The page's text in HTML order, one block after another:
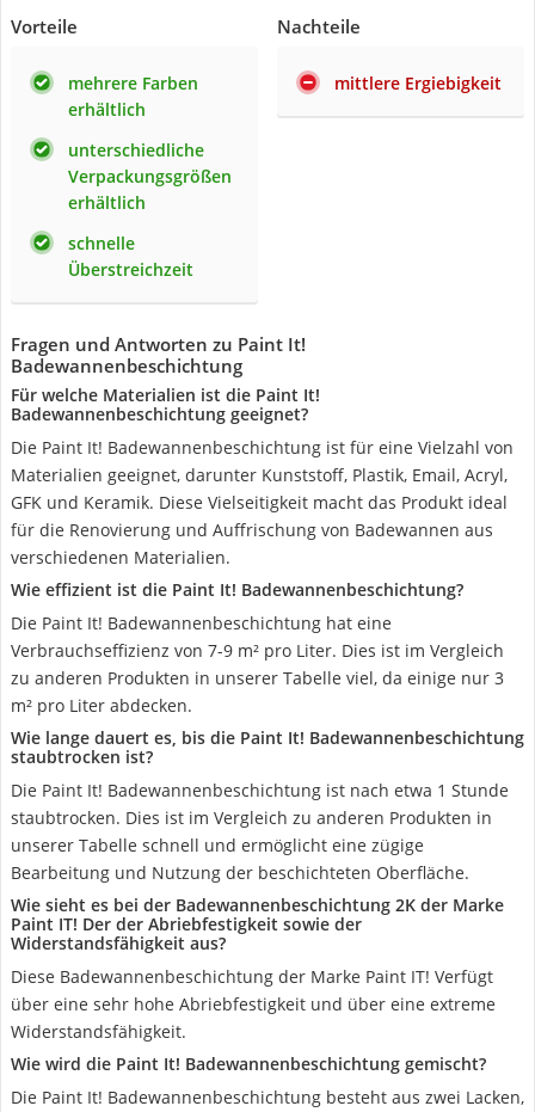
Vorteile
mehrere Farben
erhältlich
unterschiedliche
Verpackungsgrößen
erhältlich
schnelle
Überstreichzeit
Nachteile
mittlere Ergiebigkeit
Fragen und Antworten zu Paint It!
Badewannenbeschichtung
Für welche Materialien ist die Paint It!
Badewannenbeschichtung geeignet?
Die Paint It! Badewannenbeschichtung ist für eine Vielzahl von
Materialien geeignet, darunter Kunststoff, Plastik, Email, Acryl,
GFK und Keramik. Diese Vielseitigkeit macht das Produkt ideal
für die Renovierung und Auffrischung von Badewannen aus
verschiedenen Materialien.
Wie effizient ist die Paint It! Badewannenbeschichtung?
Die Paint It! Badewannenbeschichtung hat eine
Verbrauchseffizienz von 7-9 m² pro Liter. Dies ist im Vergleich
zu anderen Produkten in unserer Tabelle viel, da einige nur 3
m² pro Liter abdecken.
Wie lange dauert es, bis die Paint It! Badewannenbeschichtung
staubtrocken ist?
Die Paint It! Badewannenbeschichtung ist nach etwa 1 Stunde
staubtrocken. Dies ist im Vergleich zu anderen Produkten in
unserer Tabelle schnell und ermöglicht eine zügige
Bearbeitung und Nutzung der beschichteten Oberfläche.
Wie sieht es bei der Badewannenbeschichtung 2K der Marke
Paint IT! Der der Abriebfestigkeit sowie der
Widerstandsfähigkeit aus?
Diese Badewannenbeschichtung der Marke Paint IT! Verfügt
über eine sehr hohe Abriebfestigkeit und über eine extreme
Widerstandsfähigkeit.
Wie wird die Paint It! Badewannenbeschichtung gemischt?
Die Paint It! Badewannenbeschichtung besteht aus zwei Lacken,